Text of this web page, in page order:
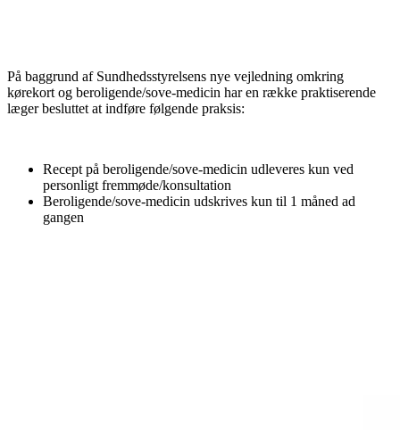
På baggrund af Sundhedsstyrelsens nye vejledning omkring
kørekort og beroligende/sove-medicin har en række praktiserende
læger besluttet at indføre følgende praksis:
Recept på beroligende/sove-medicin udleveres kun ved
personligt fremmøde/konsultation
Beroligende/sove-medicin udskrives kun til 1 måned ad
gangen